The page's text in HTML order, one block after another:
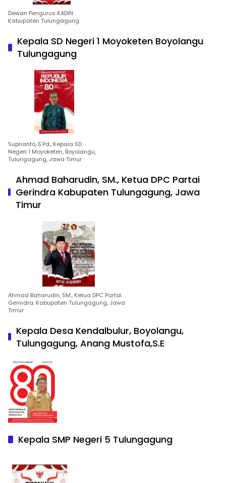
Dewan Pengurus KADIN
Kabupaten Tulungagung
Kepala SD Negeri 1 Moyoketen Boyolangu
Tulungagung
Suprianto, S.Pd., Kepala SD
Negeri 1 Moyoketen, Boyolangu,
Tulungagung, Jawa Timur
Ahmad Baharudin, SM., Ketua DPC Partai
Gerindra Kabupaten Tulungagung, Jawa
Timur
Ahmad Baharudin, SM., Ketua DPC Partai
Gerindra, Kabupaten Tulungagung, Jawa
Timur
Kepala Desa Kendalbulur, Boyolangu,
Tulungagung, Anang Mustofa,S.E
Kepala SMP Negeri 5 Tulungagung